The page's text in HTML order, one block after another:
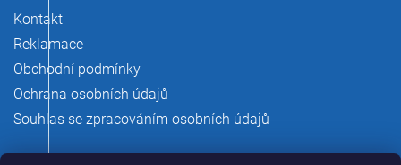
Kontakt
Reklamace
Obchodní podmínky
Ochrana osobních údajů
Souhlas se zpracováním osobních údajů